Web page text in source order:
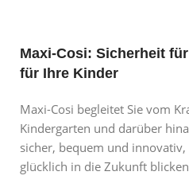
Maxi-Cosi: Sicherheit
für Ihre Kinder
Maxi-Cosi begleitet Sie vom
Kindergarten und darüber
sicher, bequem und
glücklich in die Zukunft